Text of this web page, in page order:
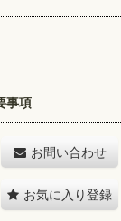
事項
お問い合わせ
お気に入り登録